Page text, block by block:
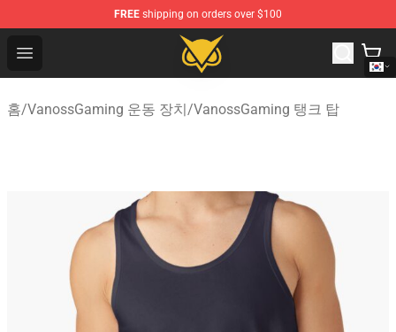
FREE shipping on orders over $100
Open menu
Vanossgaming Store - Official Vanossgaming
홈/VanossGaming 운동 장치/VanossGaming 탱크 탑